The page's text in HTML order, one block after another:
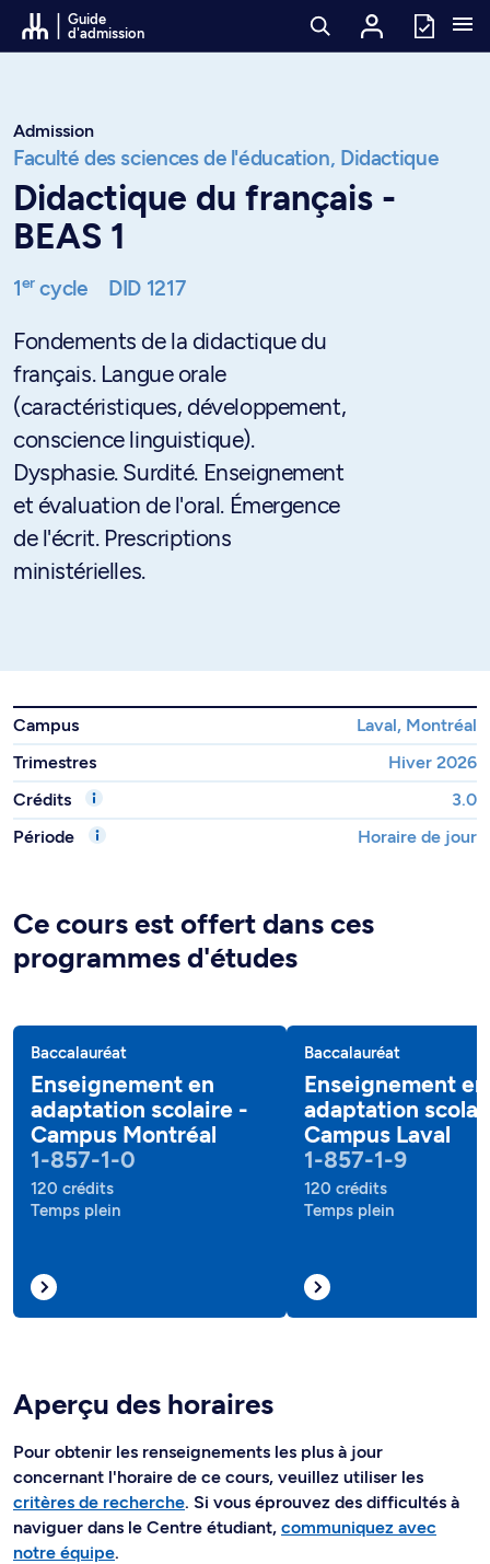
Passer au contenu
Guide
d'admission
Admission
Faculté des sciences de l'éducation, Didactique
Didactique du français -
BEAS 1
1ercycle DID 1217
Fondements de la didactique du
français. Langue orale
(caractéristiques, développement,
conscience linguistique).
Dysphasie. Surdité. Enseignement
et évaluation de l'oral. Émergence
de l'écrit. Prescriptions
ministérielles.
Campus
Laval, Montréal
Trimestres
Hiver 2026
Crédits
3.0
Période
Horaire de jour
Ce cours est offert dans ces
programmes d'études
Baccalauréat
Enseignement en
adaptation scolaire -
Campus Montréal
1-857-1-0
120 crédits
Temps plein
Baccalauréat
Enseignement en
adaptation
Campus Laval
1-857-1-9
120 crédits
Temps plein
Aperçu des horaires
Pour obtenir les renseignements les plus à jour
concernant l'horaire de ce cours, veuillez utiliser les
critères de recherche. Si vous éprouvez des difficultés à
naviguer dans le Centre étudiant, communiquez avec
notre équipe.